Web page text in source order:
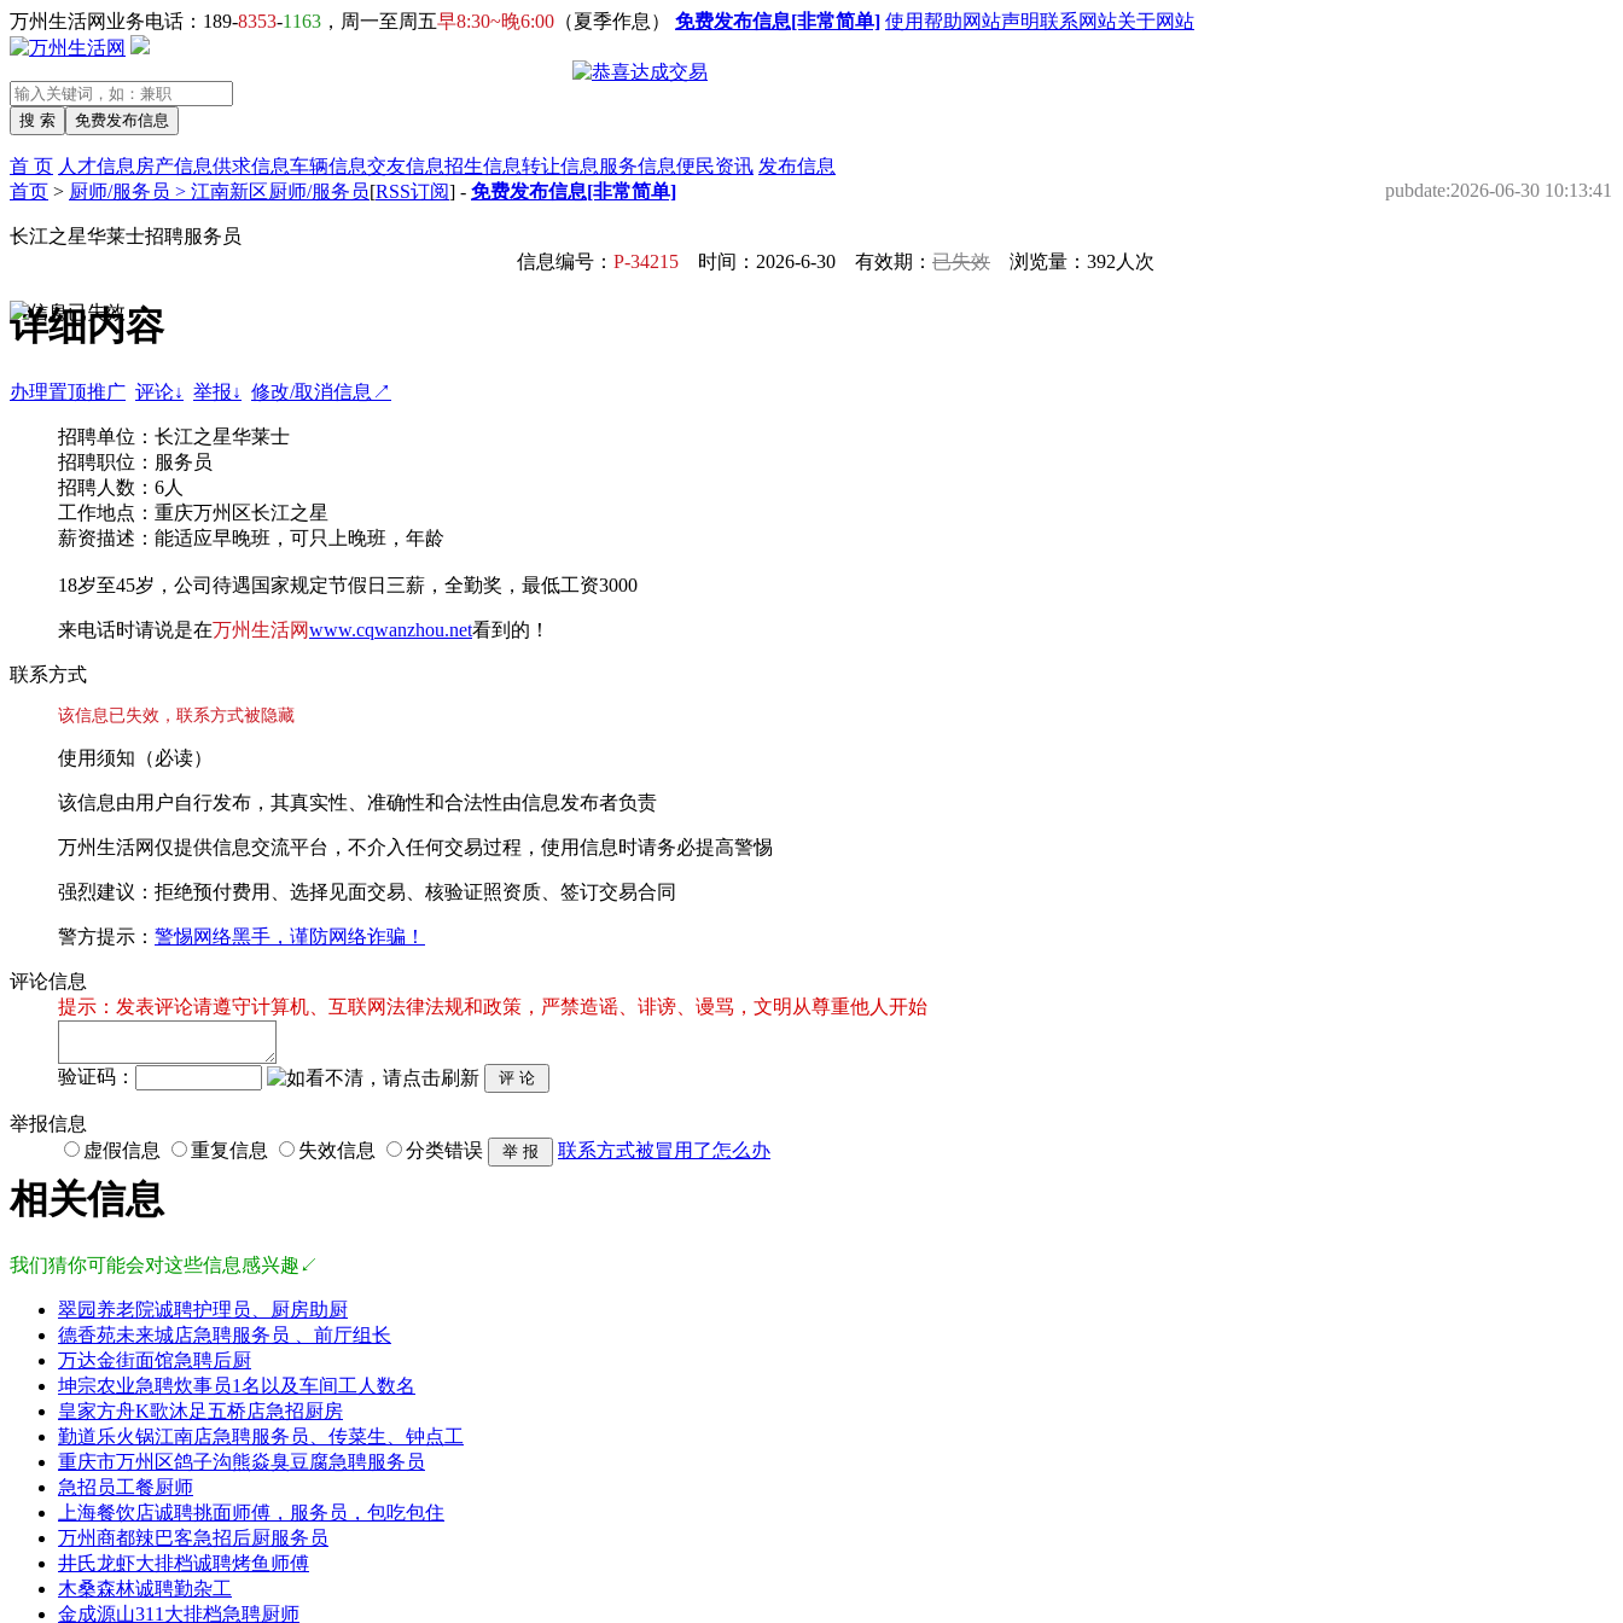
万州生活网业务电话：189-8353-1163 ，周一至周五早8:30~晚6:00 （夏季作息） 免费发布信息[非常简单] 使用帮助网站声明联系网站关于网站
首 页 人才信息 房产信息供求信息车辆信息交友信息招生信息转让信息 服务信息便民资讯 发布信息
首页 > 厨师/服务员 > 江南新区厨师/服务员[RSS订阅] - 免费发布信息[非常简单] pubdate:2026-06-30 10:13:41
长江之星华莱士招聘服务员
信息编号： P-34215 时间：2026-6-30 有效期： 已失效 浏览量：392人次
详细内容
办理置顶推广 评论↓ 举报↓ 修改/取消信息↗
招聘单位：长江之星华莱士
招聘职位：服务员
招聘人数：6人
工作地点：重庆万州区长江之星
薪资描述：能适应早晚班，可只上晚班，年龄
18岁至45岁，公司待遇国家规定节假日三薪，全勤奖，最低工资3000
来电话时请说是在万州生活网www.cqwanzhou.net看到的！
联系方式
该信息已失效，联系方式被隐藏
使用须知（必读）
该信息由用户自行发布，其真实性、准确性和合法性由信息发布者负责
万州生活网仅提供信息交流平台，不介入任何交易过程，使用信息时请务必提高警惕
强烈建议：拒绝预付费用、选择见面交易、核验证照资质、签订交易合同
警方提示： 警惕网络黑手，谨防网络诈骗！
评论信息
提示：发表评论请遵守计算机、互联网法律法规和政策，严禁造谣、诽谤、谩骂，文明从尊重他人开始
验证码：
举报信息
虚假信息
重复信息 失效信息 分类错误 联系方式被冒用了怎么办
相关信息
我们猜你可能会对这些信息感兴趣↙
翠园养老院诚聘护理员、厨房助厨
德香苑未来城店急聘服务员 、前厅组长
万达金街面馆急聘后厨
坤宗农业急聘炊事员1名以及车间工人数名
皇家方舟K歌沐足五桥店急招厨房
勤道乐火锅江南店急聘服务员、传菜生、钟点工
重庆市万州区鸽子沟熊焱臭豆腐急聘服务员
急招员工餐厨师
上海餐饮店诚聘挑面师傅，服务员，包吃包住
万州商都辣巴客急招后厨服务员
井氏龙虾大排档诚聘烤鱼师傅
木桑森林诚聘勤杂工
金成源山311大排档急聘厨师